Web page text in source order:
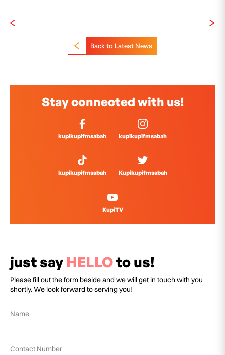
Back to Latest News
Stay connected with us!
kupikupifmsabah kupikupifmsabah
kupikupifmsabah Kupikupifmsabah
KupiTV
just say HELLOto us!
Please fill out the form beside and we will get in touch with you
shortly. We look forward to serving you!